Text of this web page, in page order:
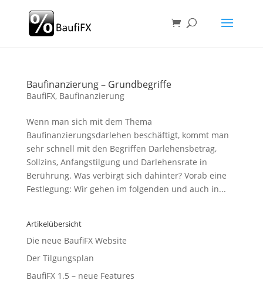
Baufinanzierung – Grundbegriffe
BaufiFX, Baufinanzierung
Wenn man sich mit dem Thema
Baufinanzierungsdarlehen beschäftigt, kommt man
sehr schnell mit den Begriffen Darlehensbetrag,
Sollzins, Anfangstilgung und Darlehensrate in
Berührung. Was verbirgt sich dahinter? Vorab eine
Festlegung: Wir gehen im folgenden und auch in...
Artikelübersicht
Die neue BaufiFX Website
Der Tilgungsplan
BaufiFX 1.5 – neue Features